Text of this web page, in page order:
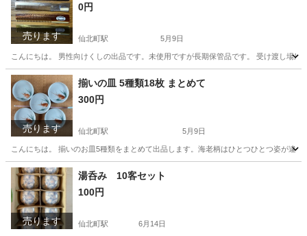
売ります
0円
仙北町駅 5月9日
こんにちは。 男性向けくしの出品です。未使用ですが長期保管品です。 受け渡し場
岩手 盛岡市 仙北町駅 コスメ/ヘルスケア
売ります
揃いの皿 5種類18枚 まとめて
300円
仙北町駅 5月9日
こんにちは。 揃いのお皿5種類をまとめて出品します。海老柄はひとつひとつ姿が違
岩手 盛岡市 仙北町駅 食器
売ります
湯呑み 10客セット
100円
仙北町駅 6月14日